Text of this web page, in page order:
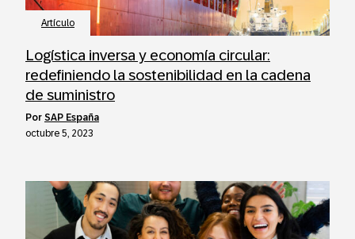
Artículo
Logística inversa y economía circular:
redefiniendo la sostenibilidad en la cadena
de suministro
por SAP España
octubre 5, 2023